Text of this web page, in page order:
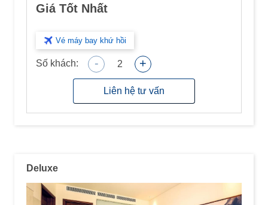
Giá Tốt Nhất
Vé máy bay khứ hồi
Số khách: - 2 +
Liên hệ tư vấn
Deluxe